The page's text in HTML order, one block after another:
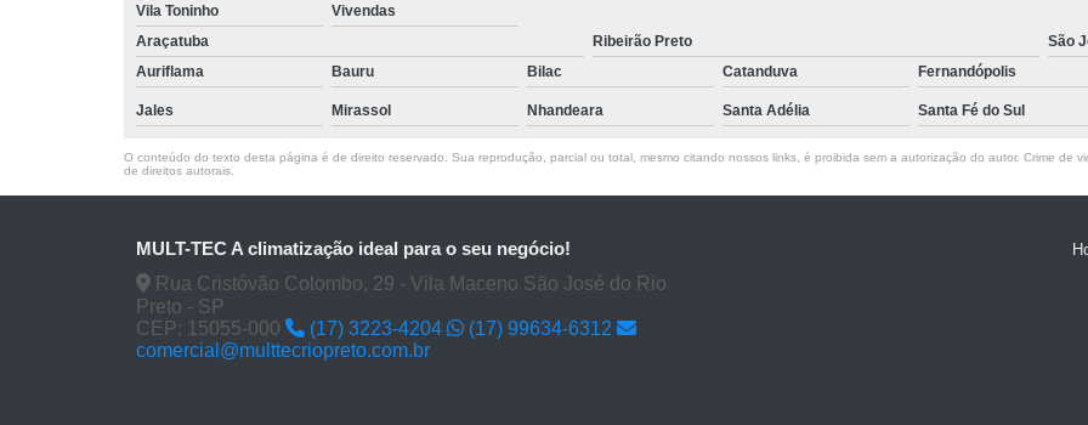
Vila Toninho
Vivendas
Araçatuba
Ribeirão Preto
São
Auriflama
Bauru Bilac Catanduva Fernandópolis
Jales Mirassol Nhandeara Santa Adélia Santa Fé do Sul
O conteúdo do texto desta página é de direito reservado. Sua reprodução, parcial ou total, mesmo citando nossos links, é proibida sem a autorização do autor. Crime de
de direitos autorais
MULT-TEC A climatização ideal para o seu negócio!
Rua Cristóvão Colombo, 29 - Vila Maceno São José do Rio
Preto - SP
CEP: 15055-000
(17) 3223-4204
(17) 99634-6312
comercial@multtecriopreto.com.br